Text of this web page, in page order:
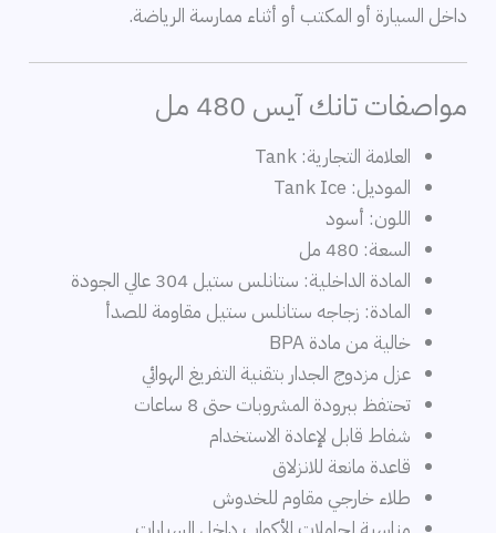
داخل السيارة أو المكتب أو أثناء ممارسة الرياضة.
مواصفات تانك آيس 480 مل
العلامة التجارية: Tank
الموديل: Tank Ice
اللون: أسود
السعة: 480 مل
المادة الداخلية: ستانلس ستيل 304 عالي الجودة
المادة: زجاجه ستانلس ستيل مقاومة للصدأ
خالية من مادة BPA
عزل مزدوج الجدار بتقنية التفريغ الهوائي
تحتفظ ببرودة المشروبات حتى 8 ساعات
شفاط قابل لإعادة الاستخدام
قاعدة مانعة للانزلاق
طلاء خارجي مقاوم للخدوش